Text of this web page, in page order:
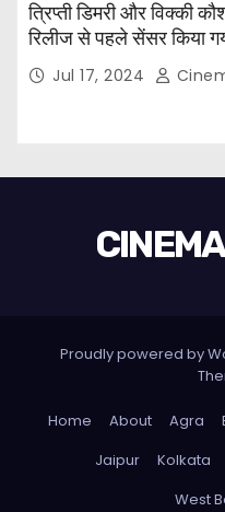
त्रिप्ती डिमरी और विक्की
रिलीज से पहले सेंसर किया
Jul 17, 2024
Proudly powered by
Home About Agra
Jaipur
Kolkata
West